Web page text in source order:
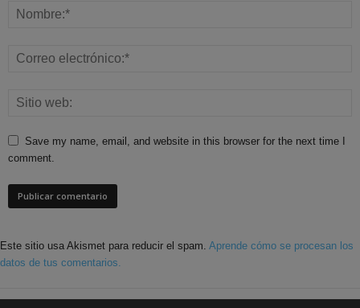
Save my name, email, and website in this browser for the next time I
comment.
Este sitio usa Akismet para reducir el spam. Aprende cómo se procesan los
datos de tus comentarios.